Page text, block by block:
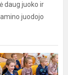
daug juoko ir
juodojo